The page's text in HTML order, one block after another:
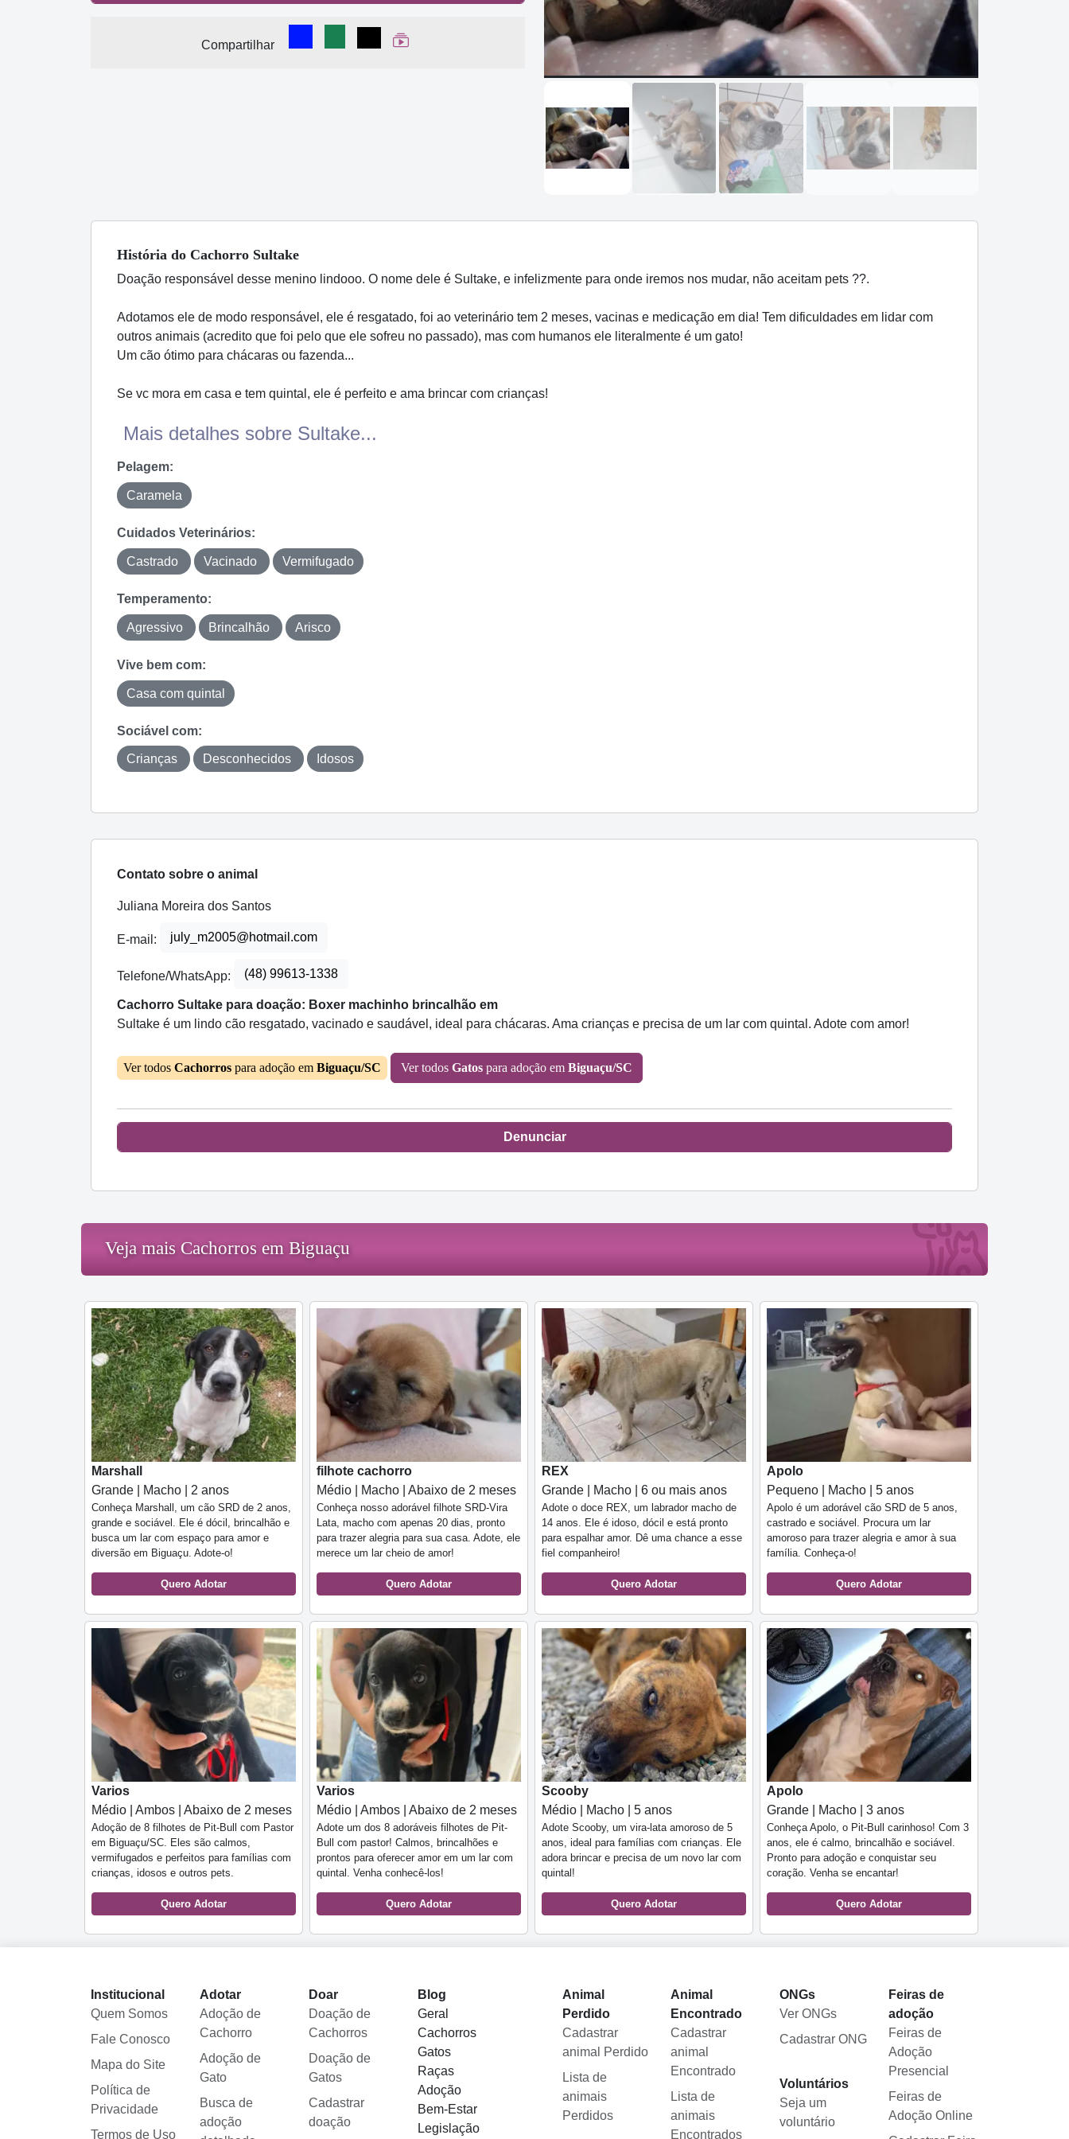
Compartilhar
Compartilhar no Facebook
Compartilhar no WhatsApp
Compartilhar
Ver Web Story
História do Cachorro Sultake
Doação responsável desse menino lindooo. O nome dele é Sultake, e infelizmente para onde iremos nos mudar, não aceitam pets ??.
Adotamos ele de modo responsável, ele é resgatado, foi ao veterinário tem 2 meses, vacinas e medicação em dia! Tem dificuldades em lidar com
outros animais (acredito que foi pelo que ele sofreu no passado), mas com humanos ele literalmente é um gato!
Um cão ótimo para chácaras ou fazenda...
Se vc mora em casa e tem quintal, ele é perfeito e ama brincar com crianças!
Mais detalhes sobre Sultake...
Pelagem:
Caramela
Cuidados Veterinários:
Castrado Vacinado Vermifugado
Temperamento:
Agressivo Brincalhão Arisco
Vive bem com:
Casa com quintal
Sociável com:
Crianças Desconhecidos Idosos
Contato sobre o animal
Juliana Moreira dos Santos
E-mail: july_m2005@hotmail.com
Telefone/WhatsApp: (48) 99613-1338
Cachorro Sultake para doação: Boxer machinho brincalhão em
Sultake é um lindo cão resgatado, vacinado e saudável, ideal para chácaras. Ama crianças e precisa de um lar com quintal. Adote com amor!
Ver todos Cachorros para adoção em Biguaçu/SC Ver todos Gatos para adoção em Biguaçu/SC
Denunciar
Veja mais Cachorros em Biguaçu
Marshall
Grande | Macho | 2 anos
Conheça Marshall, um cão SRD de 2 anos,
grande e sociável. Ele é dócil, brincalhão e
busca um lar com espaço para amor e
diversão em Biguaçu. Adote-o!
Quero Adotar
filhote cachorro
Médio | Macho | Abaixo de 2 meses
Conheça nosso adorável filhote SRD-Vira
Lata, macho com apenas 20 dias, pronto
para trazer alegria para sua casa. Adote, ele
merece um lar cheio de amor!
Quero Adotar
REX
Grande | Macho | 6 ou mais anos
Adote o doce REX, um labrador macho de
14 anos. Ele é idoso, dócil e está pronto
para espalhar amor. Dê uma chance a esse
fiel companheiro!
Quero Adotar
Apolo
Pequeno | Macho | 5 anos
Apolo é um adorável cão SRD de 5 anos,
castrado e sociável. Procura um lar
amoroso para trazer alegria e amor à sua
família. Conheça-o!
Quero Adotar
Varios
Médio | Ambos | Abaixo de 2 meses
Adoção de 8 filhotes de Pit-Bull com Pastor
em Biguaçu/SC. Eles são calmos,
vermifugados e perfeitos para famílias com
crianças, idosos e outros pets.
Quero Adotar
Varios
Médio | Ambos | Abaixo de 2 meses
Adote um dos 8 adoráveis filhotes de Pit-
Bull com pastor! Calmos, brincalhões e
prontos para oferecer amor em um lar com
quintal. Venha conhecê-los!
Quero Adotar
Scooby
Médio | Macho | 5 anos
Adote Scooby, um vira-lata amoroso de 5
anos, ideal para famílias com crianças. Ele
adora brincar e precisa de um novo lar com
quintal!
Quero Adotar
Apolo
Grande | Macho | 3 anos
Conheça Apolo, o Pit-Bull carinhoso! Com 3
anos, ele é calmo, brincalhão e sociável.
Pronto para adoção e conquistar seu
coração. Venha se encantar!
Quero Adotar
Institucional
Quem Somos
Fale Conosco
Mapa do Site
Política de
Privacidade
Termos de Uso
Adotar
Adoção de
Cachorro
Adoção de
Gato
Busca de
adoção
Doar
Doação de
Cachorros
Doação de
Gatos
Cadastrar
doação
Blog
Geral
Cachorros
Gatos
Raças
Adoção
Bem-Estar
Legislação
Animal
Perdido
Cadastrar
animal Perdido
Lista de
animais
Perdidos
Animal
Encontrado
Cadastrar
animal
Encontrado
Lista de
animais
Encontrados
ONGs
Ver ONGs
Cadastrar ONG
Voluntários
Seja um
voluntário
Feiras de
adoção
Feiras de
Adoção
Presencial
Feiras de
Adoção Online